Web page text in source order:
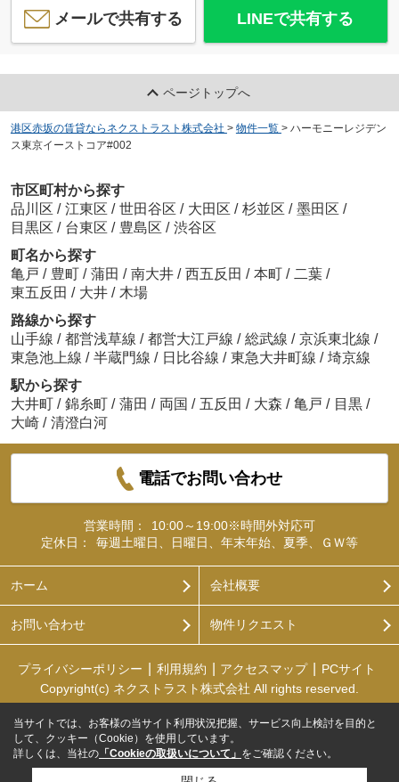
メールで共有する LINEで共有する
ページトップへ
港区赤坂の賃貸ならネクストラスト株式会社 > 物件一覧 > ハーモニーレジデン
ス東京イーストコア#002
市区町村から探す
品川区 / 江東区 / 世田谷区 / 大田区 / 杉並区 / 墨田区 /
目黒区 / 台東区 / 豊島区 / 渋谷区
町名から探す
亀戸 / 豊町 / 蒲田 / 南大井 / 西五反田 / 本町 / 二葉 /
東五反田 / 大井 / 木場
路線から探す
山手線 / 都営浅草線 / 都営大江戸線 / 総武線 / 京浜東北線 /
東急池上線 / 半蔵門線 / 日比谷線 / 東急大井町線 / 埼京線
駅から探す
大井町 / 錦糸町 / 蒲田 / 両国 / 五反田 / 大森 / 亀戸 / 目黒 /
大崎 / 清澄白河
電話でお問い合わせ
営業時間：
10:00～19:00※時間外対応可
定休日：
毎週土曜日、日曜日、年末年始、夏季、ＧＷ等
ホーム 会社概要
お問い合わせ 物件リクエスト
プライバシーポリシー 利用規約 アクセスマップ
PCサイト
Copyright(c) ネクストラスト株式会社 All rights reserved.
当サイトでは、お客様の当サイト利用状況把握、サービス向上検討を目的と
して、クッキー（Cookie）を使用しています。
詳しくは、当社の 「Cookieの取扱いについて」 をご確認ください。